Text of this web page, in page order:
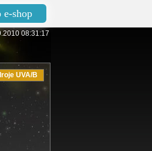
e-shop
08:31:17
UVA/B